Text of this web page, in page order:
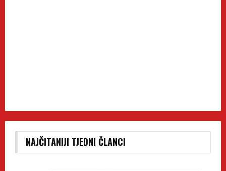
NAJČITANIJI TJEDNI ČLANCI